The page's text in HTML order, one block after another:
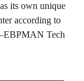
its own unique
according to
Tech